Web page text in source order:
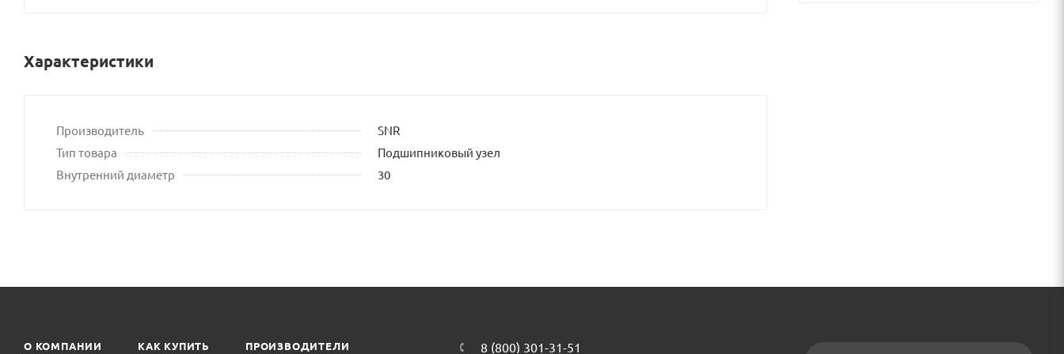
Характеристики
Производитель
SNR
Тип товара
Подшипниковый узел
Внутренний диаметр
30
О КОМПАНИИ КАК КУПИТЬ ПРОИЗВОДИТЕЛИ 8 (800) 301-31-51